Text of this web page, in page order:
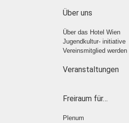
Über uns
Über das Hotel Wien
Jugendkultur- initiative
Vereinsmitglied werden
Veranstaltungen
Freiraum für…
Plenum